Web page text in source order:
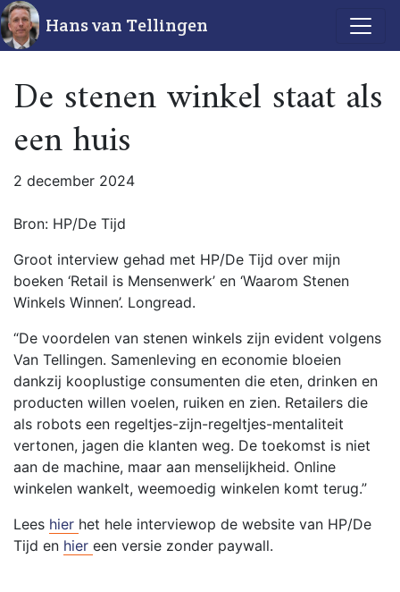
Hans van Tellingen
De stenen winkel staat als
een huis
2 december 2024
Bron: HP/De Tijd
Groot interview gehad met HP/De Tijd over mijn
boeken ‘Retail is Mensenwerk’ en ‘Waarom Stenen
Winkels Winnen’. Longread.
“De voordelen van stenen winkels zijn evident volgens
Van Tellingen. Samenleving en economie bloeien
dankzij kooplustige consumenten die eten, drinken en
producten willen voelen, ruiken en zien. Retailers die
als robots een regeltjes-zijn-regeltjes-mentaliteit
vertonen, jagen die klanten weg. De toekomst is niet
aan de machine, maar aan menselijkheid. Online
winkelen wankelt, weemoedig winkelen komt terug.”
Lees hier het hele interviewop de website van HP/De
Tijd en hier een versie zonder paywall.